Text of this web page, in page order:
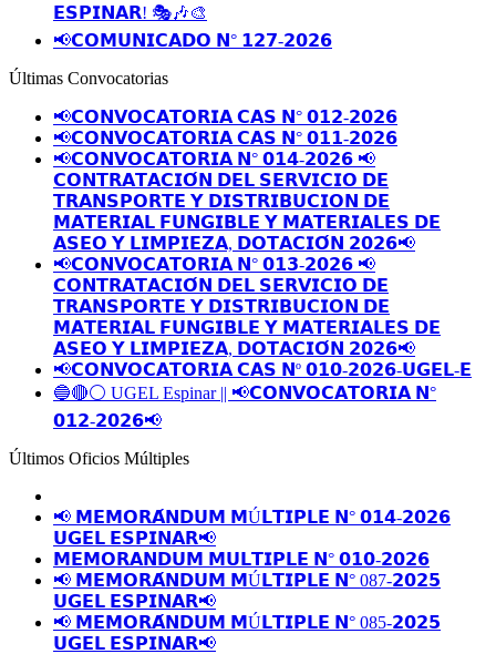
𝗘𝗦𝗣𝗜𝗡𝗔𝗥! 🎭🎶🎨
📢𝗖𝗢𝗠𝗨𝗡𝗜𝗖𝗔𝗗𝗢 𝗡° 𝟭𝟮𝟳-𝟮𝟬𝟮𝟲
Últimas Convocatorias
📢𝗖𝗢𝗡𝗩𝗢𝗖𝗔𝗧𝗢𝗥𝗜𝗔 𝗖𝗔𝗦 𝗡° 𝟬𝟭𝟮-𝟮𝟬𝟮𝟲
📢𝗖𝗢𝗡𝗩𝗢𝗖𝗔𝗧𝗢𝗥𝗜𝗔 𝗖𝗔𝗦 𝗡° 𝟬𝟭𝟭-𝟮𝟬𝟮𝟲
📢𝗖𝗢𝗡𝗩𝗢𝗖𝗔𝗧𝗢𝗥𝗜𝗔 𝗡° 𝟬𝟭𝟰-𝟮𝟬𝟮𝟲 📢
𝗖𝗢𝗡𝗧𝗥𝗔𝗧𝗔𝗖𝗜𝗢́𝗡 𝗗𝗘𝗟 𝗦𝗘𝗥𝗩𝗜𝗖𝗜𝗢 𝗗𝗘
𝗧𝗥𝗔𝗡𝗦𝗣𝗢𝗥𝗧𝗘 𝗬 𝗗𝗜𝗦𝗧𝗥𝗜𝗕𝗨𝗖𝗜𝗢𝗡 𝗗𝗘
𝗠𝗔𝗧𝗘𝗥𝗜𝗔𝗟 𝗙𝗨𝗡𝗚𝗜𝗕𝗟𝗘 𝗬 𝗠𝗔𝗧𝗘𝗥𝗜𝗔𝗟𝗘𝗦 𝗗𝗘
𝗔𝗦𝗘𝗢 𝗬 𝗟𝗜𝗠𝗣𝗜𝗘𝗭𝗔, 𝗗𝗢𝗧𝗔𝗖𝗜𝗢́𝗡 𝟮𝟬𝟮𝟲📢
📢𝗖𝗢𝗡𝗩𝗢𝗖𝗔𝗧𝗢𝗥𝗜𝗔 𝗡° 𝟬𝟭𝟯-𝟮𝟬𝟮𝟲 📢
𝗖𝗢𝗡𝗧𝗥𝗔𝗧𝗔𝗖𝗜𝗢́𝗡 𝗗𝗘𝗟 𝗦𝗘𝗥𝗩𝗜𝗖𝗜𝗢 𝗗𝗘
𝗧𝗥𝗔𝗡𝗦𝗣𝗢𝗥𝗧𝗘 𝗬 𝗗𝗜𝗦𝗧𝗥𝗜𝗕𝗨𝗖𝗜𝗢𝗡 𝗗𝗘
𝗠𝗔𝗧𝗘𝗥𝗜𝗔𝗟 𝗙𝗨𝗡𝗚𝗜𝗕𝗟𝗘 𝗬 𝗠𝗔𝗧𝗘𝗥𝗜𝗔𝗟𝗘𝗦 𝗗𝗘
𝗔𝗦𝗘𝗢 𝗬 𝗟𝗜𝗠𝗣𝗜𝗘𝗭𝗔, 𝗗𝗢𝗧𝗔𝗖𝗜𝗢́𝗡 𝟮𝟬𝟮𝟲📢
📢𝗖𝗢𝗡𝗩𝗢𝗖𝗔𝗧𝗢𝗥𝗜𝗔 𝗖𝗔𝗦 𝗡º 𝟬𝟭𝟬-𝟮𝟬𝟮𝟲-𝗨𝗚𝗘𝗟-𝗘
🔵🔴⚪️ UGEL Espinar || 📢𝗖𝗢𝗡𝗩𝗢𝗖𝗔𝗧𝗢𝗥𝗜𝗔 𝗡°
𝟬𝟭𝟮-𝟮𝟬𝟮𝟲📢
Últimos Oficios Múltiples
📢 𝗠𝗘𝗠𝗢𝗥𝗔́𝗡𝗗𝗨𝗠 𝗠Ú𝗟𝗧𝗜𝗣𝗟𝗘 𝗡° 𝟬𝟭𝟰-𝟮𝟬𝟮𝟲
𝗨𝗚𝗘𝗟 𝗘𝗦𝗣𝗜𝗡𝗔𝗥📢
𝗠𝗘𝗠𝗢𝗥𝗔𝗡𝗗𝗨𝗠 𝗠𝗨𝗟𝗧𝗜𝗣𝗟𝗘 𝗡° 𝟬𝟭𝟬-𝟮𝟬𝟮𝟲
📢 𝗠𝗘𝗠𝗢𝗥𝗔́𝗡𝗗𝗨𝗠 𝗠Ú𝗟𝗧𝗜𝗣𝗟𝗘 𝗡° 087-𝟮𝟬𝟮𝟱
𝗨𝗚𝗘𝗟 𝗘𝗦𝗣𝗜𝗡𝗔𝗥📢
📢 𝗠𝗘𝗠𝗢𝗥𝗔́𝗡𝗗𝗨𝗠 𝗠Ú𝗟𝗧𝗜𝗣𝗟𝗘 𝗡° 085-𝟮𝟬𝟮𝟱
𝗨𝗚𝗘𝗟 𝗘𝗦𝗣𝗜𝗡𝗔𝗥📢